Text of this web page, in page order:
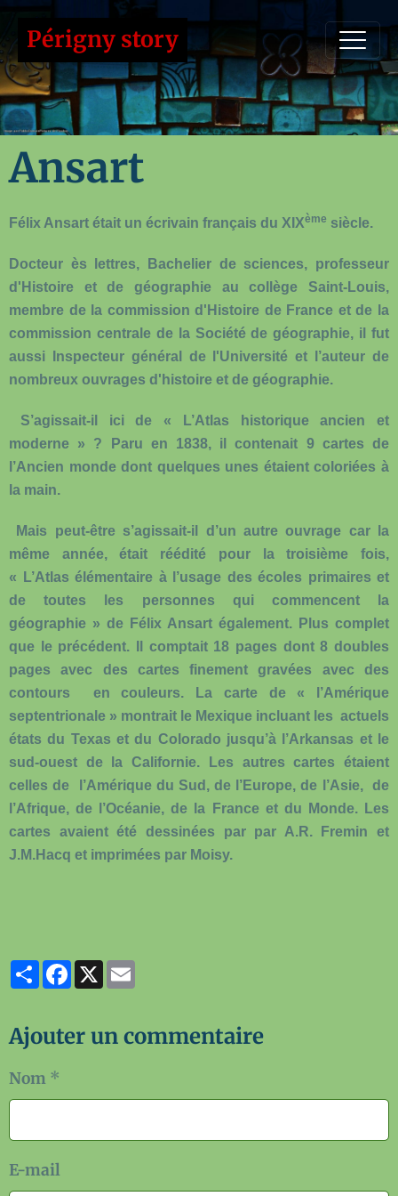
Périgny story
Ansart
Félix Ansart était un écrivain français du XIXème siècle.
Docteur ès lettres, Bachelier de sciences, professeur
d'Histoire et de géographie au collège Saint-Louis,
membre de la commission d'Histoire de France et de la
commission centrale de la Société de géographie, il fut
aussi Inspecteur général de l'Université et l’auteur de
nombreux ouvrages d'histoire et de géographie.
S’agissait-il ici de « L’Atlas historique ancien et
moderne » ? Paru en 1838, il contenait 9 cartes de
l’Ancien monde dont quelques unes étaient coloriées à
la main.
Mais peut-être s’agissait-il d’un autre ouvrage car la
même année, était réédité pour la troisième fois,
« L’Atlas élémentaire à l’usage des écoles primaires et
de toutes les personnes qui commencent la
géographie » de Félix Ansart également. Plus complet
que le précédent. Il comptait 18 pages dont 8 doubles
pages avec des cartes finement gravées avec des
contours en couleurs. La carte de « l’Amérique
septentrionale » montrait le Mexique incluant les actuels
états du Texas et du Colorado jusqu’à l’Arkansas et le
sud-ouest de la Californie. Les autres cartes étaient
celles de l’Amérique du Sud, de l’Europe, de l’Asie, de
l’Afrique, de l’Océanie, de la France et du Monde. Les
cartes avaient été dessinées par par A.R. Fremin et
J.M.Hacq et imprimées par Moisy.
PartagerFacebook
X
Ajouter un commentaire
Nom
E-mail